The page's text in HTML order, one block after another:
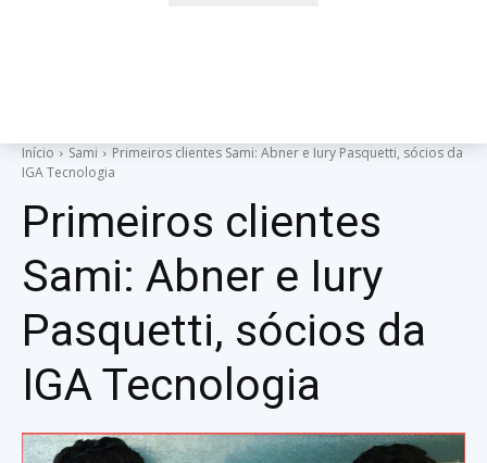
Início Sami
Primeiros clientes Sami: Abner e Iury Pasquetti, sócios da
IGA Tecnologia
Primeiros clientes
Sami: Abner e Iury
Pasquetti, sócios da
IGA Tecnologia